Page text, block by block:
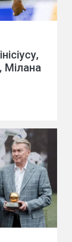
Мілана